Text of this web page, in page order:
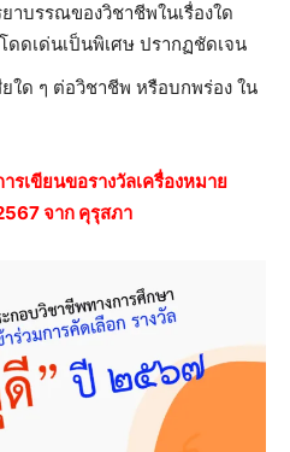
บรรณของวิชาชีพในเรื่องใด
ดดเด่นเป็นพิเศษ ปรากฏชัดเจน
ใด ๆ ต่อวิชาชีพ หรือบกพร่อง ใน
รเขียนขอรางวัลเครื่องหมาย
จาก คุรุสภา